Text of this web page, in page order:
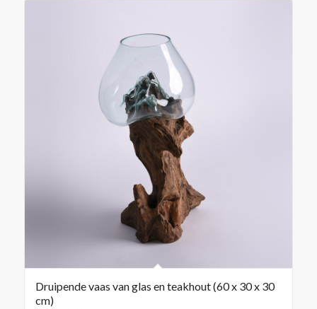
Druipende vaas van glas en teakhout (60 x 30 x 30
cm)